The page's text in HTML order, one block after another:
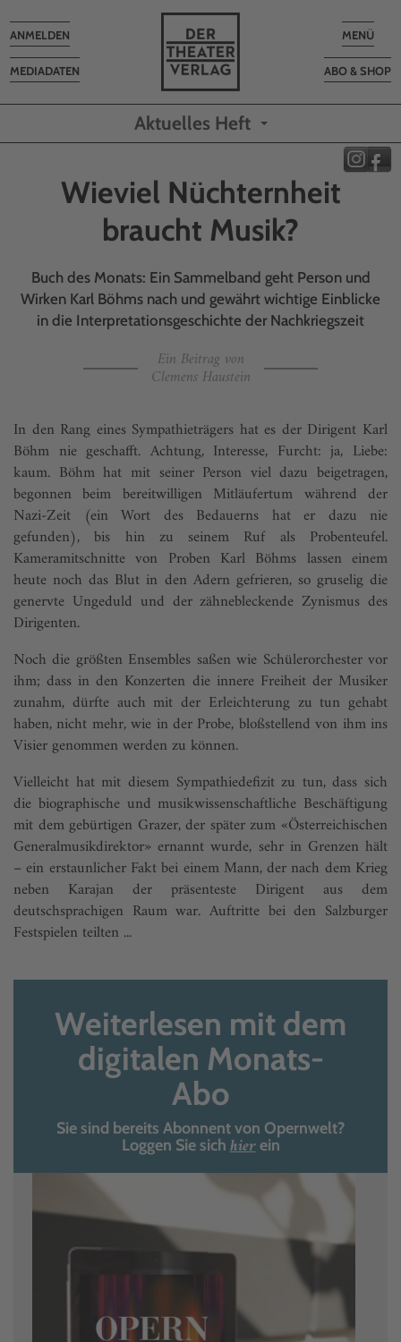
Toggle
MENÜ
ABO & SHOP
MEDIADATEN
Toggle
navigation
ANMELDEN
Aktuelles Heft
Wieviel Nüchternheit
braucht Musik?
Buch des Monats: Ein Sammelband geht Person und
Wirken Karl Böhms nach und gewährt wichtige Einblicke
in die Interpretationsgeschichte der Nachkriegszeit
Ein Beitrag von
Clemens Haustein
In den Rang eines Sympathieträgers hat es der Dirigent Karl
Böhm nie geschafft. Achtung, Interesse, Furcht: ja, Liebe:
kaum. Böhm hat mit seiner Person viel dazu beigetragen,
begonnen beim bereitwilligen Mitläufertum während der
Nazi-Zeit (ein Wort des Bedauerns hat er dazu nie
gefunden), bis hin zu seinem Ruf als Probenteufel.
Kameramitschnitte von Proben Karl Böhms lassen einem
heute noch das Blut in den Adern gefrieren, so gruselig die
genervte Ungeduld und der zähnebleckende Zynismus des
Dirigenten.
Noch die größten Ensembles saßen wie Schülerorchester vor
ihm; dass in den Konzerten die innere Freiheit der Musiker
zunahm, dürfte auch mit der Erleichterung zu tun gehabt
haben, nicht mehr, wie in der Probe, bloßstellend von ihm ins
Visier genommen werden zu können.
Vielleicht hat mit diesem Sympathiedefizit zu tun, dass sich
die biographische und musikwissenschaftliche Beschäftigung
mit dem gebürtigen Grazer, der später zum «Österreichischen
Generalmusikdirektor» ernannt wurde, sehr in Grenzen hält
– ein erstaunlicher Fakt bei einem Mann, der nach dem Krieg
neben Karajan der präsenteste Dirigent aus dem
deutschsprachigen Raum war. Auftritte bei den Salzburger
Festspielen teilten ...
Weiterlesen mit dem
digitalen Monats-
Abo
Sie sind bereits Abonnent von Opernwelt?
Loggen Sie sich hierein